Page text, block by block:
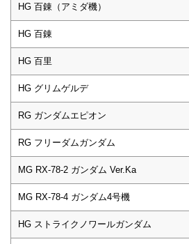
HG 百錬（アミダ機）
HG 百錬
HG 百里
HG グリムゲルデ
RG ガンダムエピオン
RG フリーダムガンダム
MG RX-78-2 ガンダム Ver.Ka
MG RX-78-4 ガンダム4号機
HG ストライクノワールガンダム